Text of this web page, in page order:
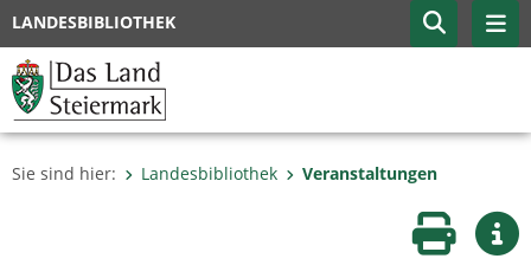
LANDESBIBLIOTHEK
Sie sind hier: Landesbibliothek Veranstaltungen
Seite